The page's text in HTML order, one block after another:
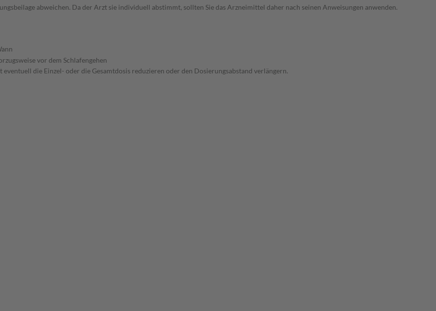
abweichen. Da der Arzt sie individuell abstimmt, sollten Sie das Arzneimittel daher nach seinen Anweisungen anwenden.
vor dem Schlafengehen
die Einzel- oder die Gesamtdosis reduzieren oder den Dosierungsabstand verlängern.